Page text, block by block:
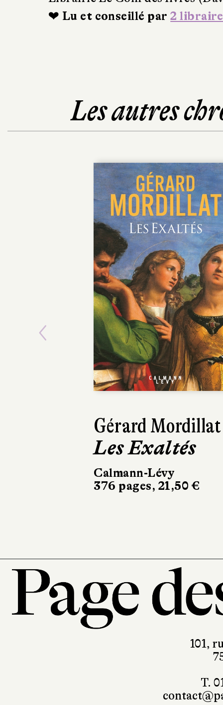
❤ Lu et conseillé par2
Les autres
Gérard Mordillat
Les Exaltés
Calmann-Lévy
376 pages, 21,50 €
John
Gallimard
Previous
101,
T.